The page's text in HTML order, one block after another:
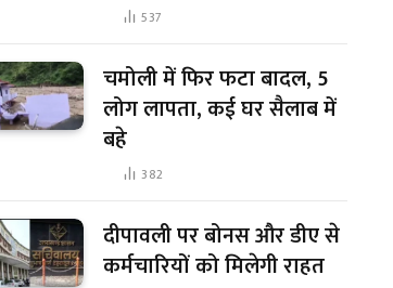
537
चमोली में फिर फटा बादल, 5
लोग लापता, कई घर सैलाब में
बहे
382
दीपावली पर बोनस और डीए से
कर्मचारियों को मिलेगी राहत